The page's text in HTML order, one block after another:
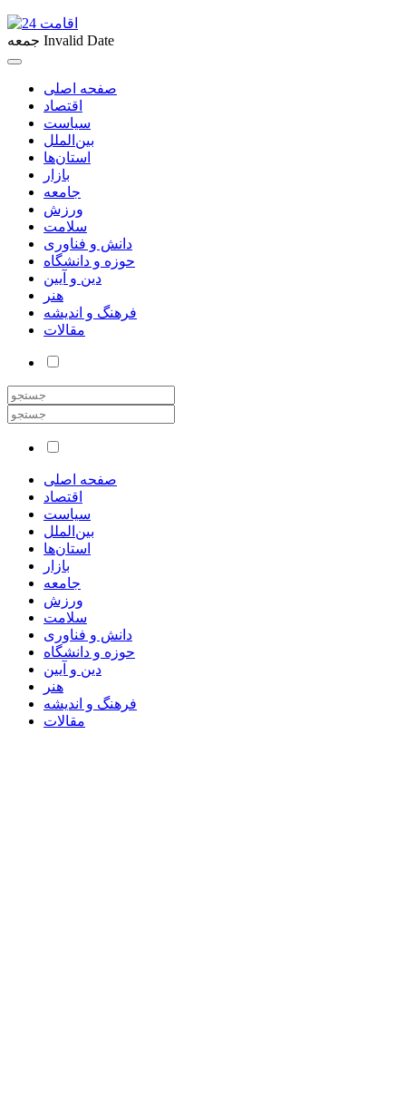
جمعه Invalid Date
صفحه اصلی
اقتصاد
سیاست
بین‌الملل
استان‌ها
بازار
جامعه
ورزش
سلامت
دانش و فناوری
حوزه و دانشگاه
دین و آیین
هنر
فرهنگ و اندیشه
مقالات
صفحه اصلی
اقتصاد
سیاست
بین‌الملل
استان‌ها
بازار
جامعه
ورزش
سلامت
دانش و فناوری
حوزه و دانشگاه
دین و آیین
هنر
فرهنگ و اندیشه
مقالات